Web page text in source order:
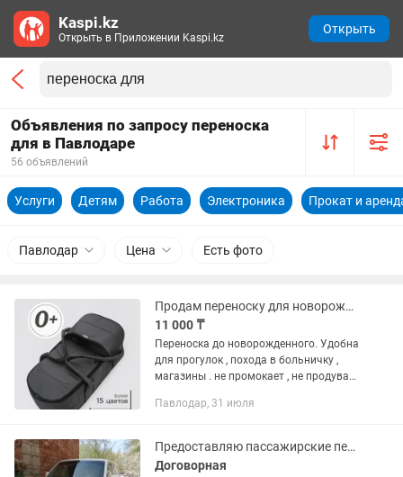
Объявления по запросу переноска
для в Павлодаре
56 объявлений
Услуги Детям Работа Электроника Прокат и
Павлодар Цена Есть фото
Продам переноску для новорожденного
11 000 ₸
Переноска до новорожденного. Удобна
для прогулок , похода в больничку ,
магазины . не промокает , не продувает
20.000 Имеет жесткое дно , малыш
Павлодар, 31 июля
Предоставляю пассажирские перевозки организаций для развозки персонала
Договорная
Kaspi.kz
Открыть в Приложении Kaspi.kz
Открыть